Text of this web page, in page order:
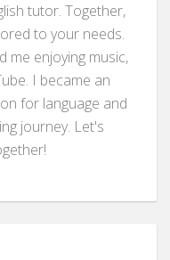
tutor. Together,
to your needs.
me enjoying music,
I became an
for language and
journey. Let's